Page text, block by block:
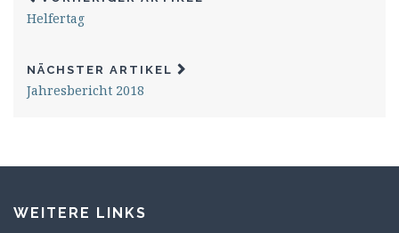
Helfertag
NÄCHSTER ARTIKEL
Jahresbericht 2018
WEITERE LINKS